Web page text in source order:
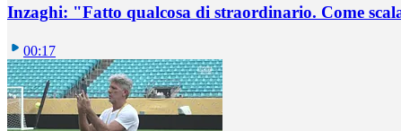
Inzaghi: "Fatto qualcosa di straordinario. Come
00:17